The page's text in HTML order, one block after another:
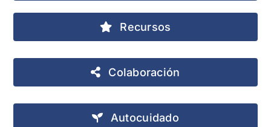
Recursos
Colaboración
Autocuidado